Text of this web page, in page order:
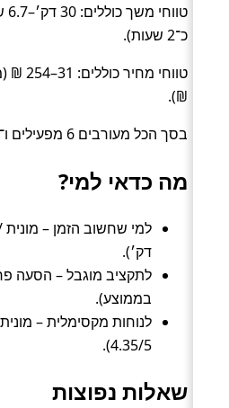
כ־2 שעות).
₪).
בסך הכל מעורבים 6 מפעילים ו־4 תחנות מוצא/יעד.
מה כדאי למי?
דק׳).
בממוצע).
לנוחות מקסימלית –
4.35/5).
שאלות נפוצות